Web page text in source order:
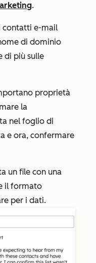
.
contatti e-mail
di dominio
di più sulle
proprietà
la
nel foglio di
e ora, confermare
un file con una
il formato
per i dati.